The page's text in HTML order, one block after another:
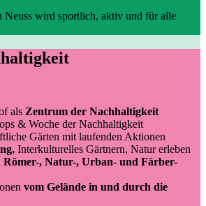
Neuss wird sportlich, aktiv und für alle
als Zentrum der Nachhaltigkeit
& Woche der Nachhaltigkeit
Gärten mit laufenden Aktionen
Interkulturelles Gärtnern, Natur erleben
Römer-, Natur-, Urban- und Färber-
vom Gelände in und durch die